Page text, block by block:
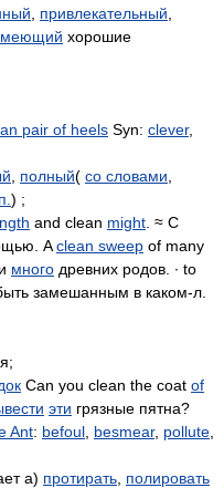
привлекательный
хорошие
pair of heels Syn: clever,
полный( со словами
) ;
and clean might . ≈ С
Aclean sweep of many
много древних родов. ∙ to
замешанным в каком-л.
Can you clean the coat of
эти грязные пятна?
Ant: befoul besmear, pollute
а) протирать полировать